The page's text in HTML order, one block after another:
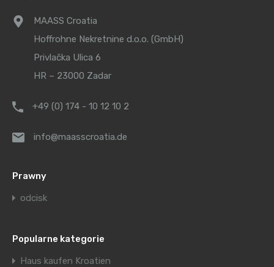
MAASS Croatia
Hoffrohne Nekretnine d.o.o. (GmbH)
Privlačka Ulica 6
HR – 23000 Zadar
+49 (0) 174 - 10 12 10 2
info@maasscroatia.de
Prawny
odcisk
Popularne kategorie
Haus kaufen Kroatien